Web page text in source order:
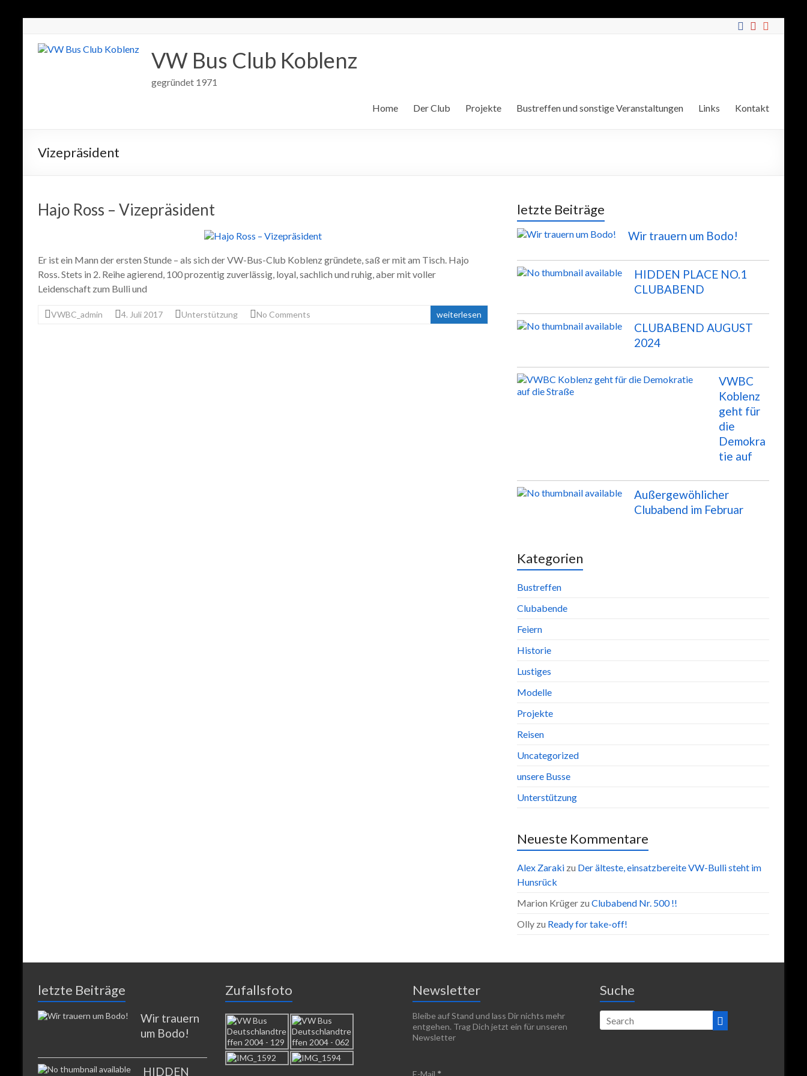
VW Bus Club Koblenz
gegründet 1971
Home Der Club Projekte Bustreffen und sonstige Veranstaltungen Links Kontakt
Vizepräsident
Hajo Ross – Vizepräsident
Er ist ein Mann der ersten Stunde – als sich der VW-Bus-Club Koblenz gründete, saß er mit am Tisch. Hajo
Ross. Stets in 2. Reihe agierend, 100 prozentig zuverlässig, loyal, sachlich und ruhig, aber mit voller
Leidenschaft zum Bulli und
VWBC_admin 4. Juli 2017 Unterstützung No Comments weiterlesen
letzte Beiträge
Wir trauern um Bodo!
HIDDEN PLACE NO.1
CLUBABEND
CLUBABEND AUGUST
2024
VWBC
Koblenz
geht für
die
Demokra
tie auf
Außergewöhlicher
Clubabend im Februar
Kategorien
Bustreffen
Clubabende
Feiern
Historie
Lustiges
Modelle
Projekte
Reisen
Uncategorized
unsere Busse
Unterstützung
Neueste Kommentare
Alex Zaraki zu Der älteste, einsatzbereite VW-Bulli steht im
Hunsrück
Marion Krüger zu Clubabend Nr. 500 !!
Olly zu Ready for take-off!
letzte Beiträge
Wir trauern
um Bodo!
HIDDEN
Zufallsfoto Newsletter
Bleibe auf Stand und lass Dir nichts mehr
entgehen. Trag Dich jetzt ein für unseren
Newsletter
E-Mail *
Suche